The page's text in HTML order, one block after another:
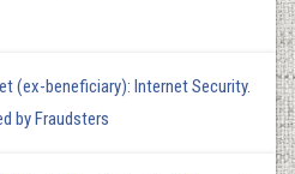
(ex-beneficiary): Internet Security.
by Fraudsters